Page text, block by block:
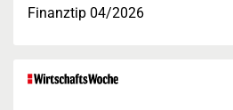
Finanztip 04/2026